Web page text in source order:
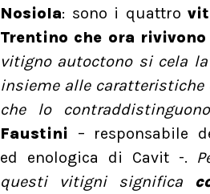
Nosiola: sono i quattro
Trentino che ora
vitigno autoctono si cela
insieme alle
che lo
Faustini – responsabile
ed enologica di Cavit -.
questi vitigni significa